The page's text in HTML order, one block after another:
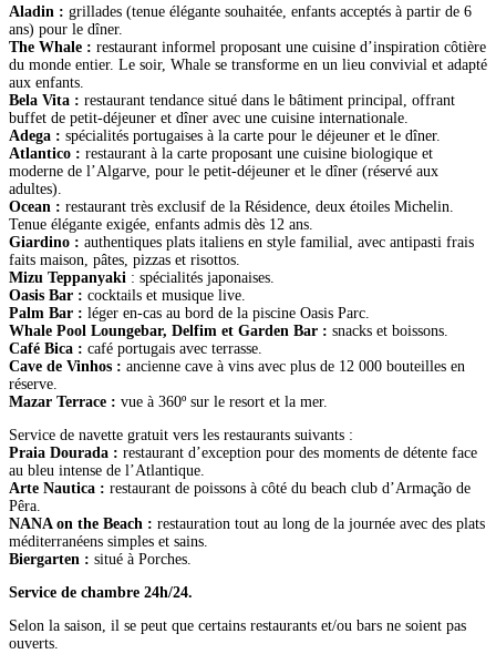
Aladin : grillades (tenue élégante souhaitée, enfants acceptés à partir de 6
ans) pour le dîner.
The Whale : restaurant informel proposant une cuisine d’inspiration côtière
du monde entier. Le soir, Whale se transforme en un lieu convivial et adapté
aux enfants.
Bela Vita : restaurant tendance situé dans le bâtiment principal, offrant
buffet de petit-déjeuner et dîner avec une cuisine internationale.
Adega : spécialités portugaises à la carte pour le déjeuner et le dîner.
Atlantico : restaurant à la carte proposant une cuisine biologique et
moderne de l’Algarve, pour le petit-déjeuner et le dîner (réservé aux
adultes).
Ocean : restaurant très exclusif de la Résidence, deux étoiles Michelin.
Tenue élégante exigée, enfants admis dès 12 ans.
Giardino : authentiques plats italiens en style familial, avec antipasti frais
faits maison, pâtes, pizzas et risottos.
Mizu Teppanyaki : spécialités japonaises.
Oasis Bar : cocktails et musique live.
Palm Bar : léger en-cas au bord de la piscine Oasis Parc.
Whale Pool Loungebar, Delfim et Garden Bar : snacks et boissons.
Café Bica : café portugais avec terrasse.
Cave de Vinhos : ancienne cave à vins avec plus de 12 000 bouteilles en
réserve.
Mazar Terrace : vue à 360º sur le resort et la mer.
Service de navette gratuit vers les restaurants suivants :
Praia Dourada : restaurant d’exception pour des moments de détente face
au bleu intense de l’Atlantique.
Arte Nautica : restaurant de poissons à côté du beach club d’Armação de
Pêra.
NANA on the Beach : restauration tout au long de la journée avec des plats
méditerranéens simples et sains.
Biergarten : situé à Porches.
Service de chambre 24h/24.
Selon la saison, il se peut que certains restaurants et/ou bars ne soient pas
ouverts.